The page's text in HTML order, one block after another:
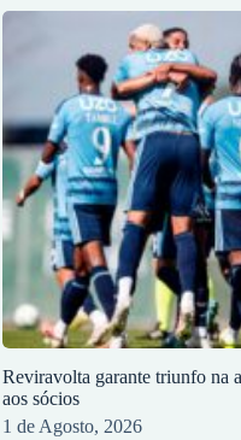
Reviravolta garante triunfo na
aos sócios
1 de Agosto, 2026